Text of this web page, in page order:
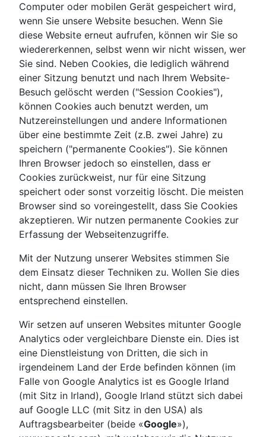
Computer oder mobilen Gerät gespeichert wird,
wenn Sie unsere Website besuchen. Wenn Sie
diese Website erneut aufrufen, können wir Sie so
wiedererkennen, selbst wenn wir nicht wissen, wer
Sie sind. Neben Cookies, die lediglich während
einer Sitzung benutzt und nach Ihrem Website-
Besuch gelöscht werden ("Session Cookies"),
können Cookies auch benutzt werden, um
Nutzereinstellungen und andere Informationen
über eine bestimmte Zeit (z.B. zwei Jahre) zu
speichern ("permanente Cookies"). Sie können
Ihren Browser jedoch so einstellen, dass er
Cookies zurückweist, nur für eine Sitzung
speichert oder sonst vorzeitig löscht. Die meisten
Browser sind so voreingestellt, dass Sie Cookies
akzeptieren. Wir nutzen permanente Cookies zur
Erfassung der Webseitenzugriffe.
Mit der Nutzung unserer Websites stimmen Sie
dem Einsatz dieser Techniken zu. Wollen Sie dies
nicht, dann müssen Sie Ihren Browser
entsprechend einstellen.
Wir setzen auf unseren Websites mitunter Google
Analytics oder vergleichbare Dienste ein. Dies ist
eine Dienstleistung von Dritten, die sich in
irgendeinem Land der Erde befinden können (im
Falle von Google Analytics ist es Google Irland
(mit Sitz in Irland), Google Irland stützt sich dabei
auf Google LLC (mit Sitz in den USA) als
Auftragsbearbeiter (beide «Google»),